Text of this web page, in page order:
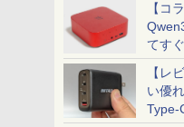
【コ
てす
PC「
【レ
い優
Type-